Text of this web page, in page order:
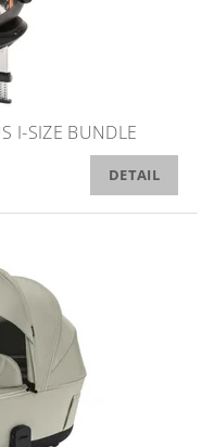
I-SIZE BUNDLE
DETAIL